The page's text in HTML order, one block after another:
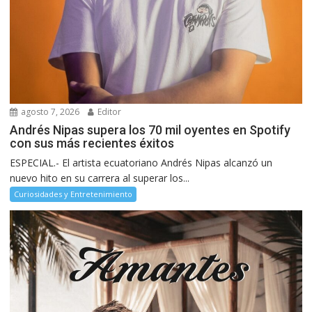
agosto 7, 2026 Editor
Andrés Nipas supera los 70 mil oyentes en Spotify
con sus más recientes éxitos
ESPECIAL.- El artista ecuatoriano Andrés Nipas alcanzó un
nuevo hito en su carrera al superar los...
Curiosidades y Entretenimiento